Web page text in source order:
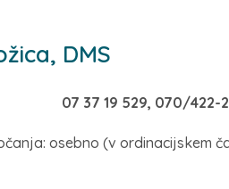
DMS
07 37 19 529, 070/422-
osebno (v ordinacijskem